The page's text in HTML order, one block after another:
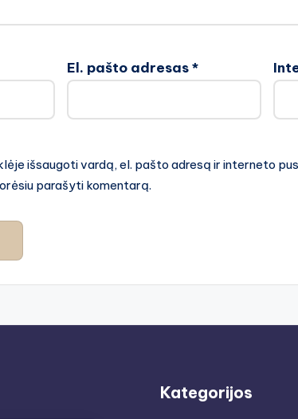
El. pašto adresas*
išsaugoti vardą, el. pašto adresą ir interneto
parašyti komentarą.
Kategorijos